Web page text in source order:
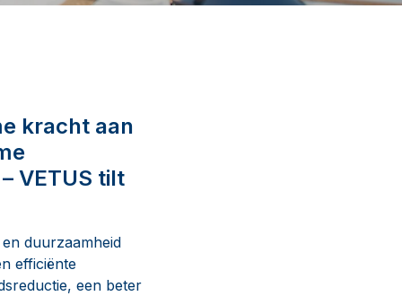
kracht aan
VETUS tilt
duurzaamheid
efficiënte
een beter